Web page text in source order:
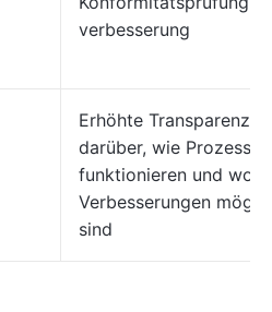
verbesserung
Erhöhte Transparenz
darüber, wie Prozesse
funktionieren und wo
Verbesserungen
sind